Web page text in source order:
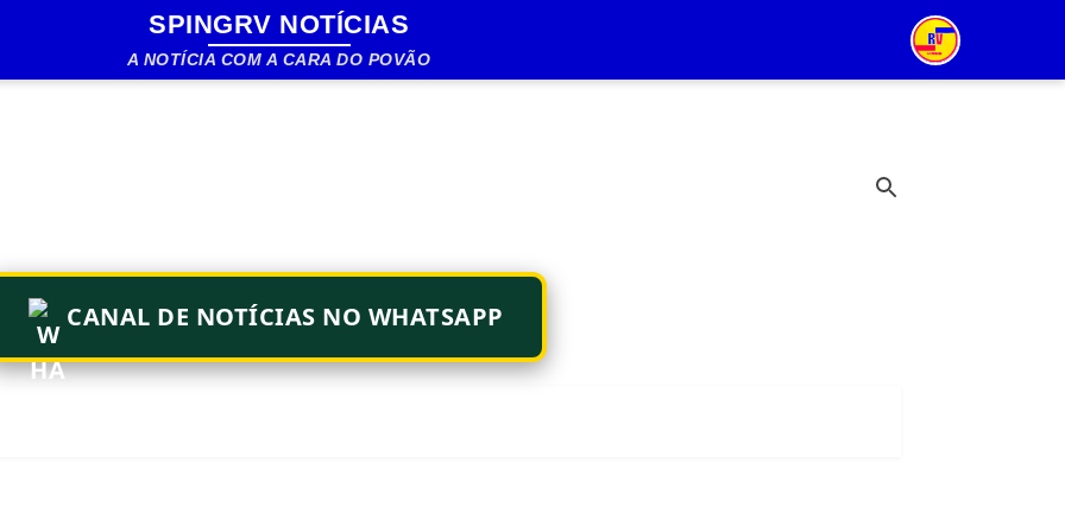
Pular para o conteúdo principal
SPINGRV NOTÍCIAS
A NOTÍCIA COM A CARA DO POVÃO
CANAL DE NOTÍCIAS NO WHATSAPP